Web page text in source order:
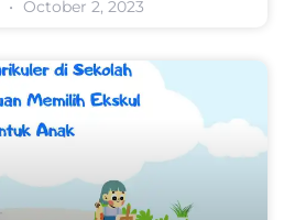
October 2, 2023